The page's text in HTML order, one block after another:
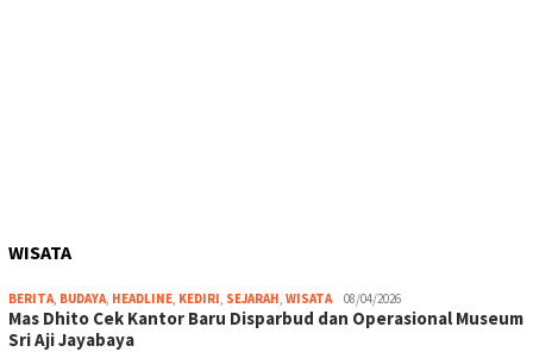
WISATA
BERITA BUDAYA HEADLINE KEDIRI SEJARAH WISATA 08/04/2026
Mas Dhito Cek Kantor Baru Disparbud dan Operasional Museum
Sri Aji Jayabaya